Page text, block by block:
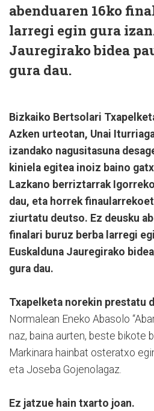
abenduaren 16ko
larregi egin gura
Jauregirako bidea
gura dau.
Bizkaiko Bertsolari
Azken urteotan, Unai
izandako nagusitasuna
kiniela egitea inoiz baino
Lazkano berriztarrak
dau, eta horrek
ziurtatu deutso. Ez deusku
finalari buruz berba larregi
Euskalduna Jauregirako
gura dau.
Txapelketa norekin prestatu
Normalean Eneko Abasolo
naz, baina aurten, beste bikote
Markinara hainbat osteratxo
eta Joseba Gojenolagaz.
Ez jatzue hain txarto joan.